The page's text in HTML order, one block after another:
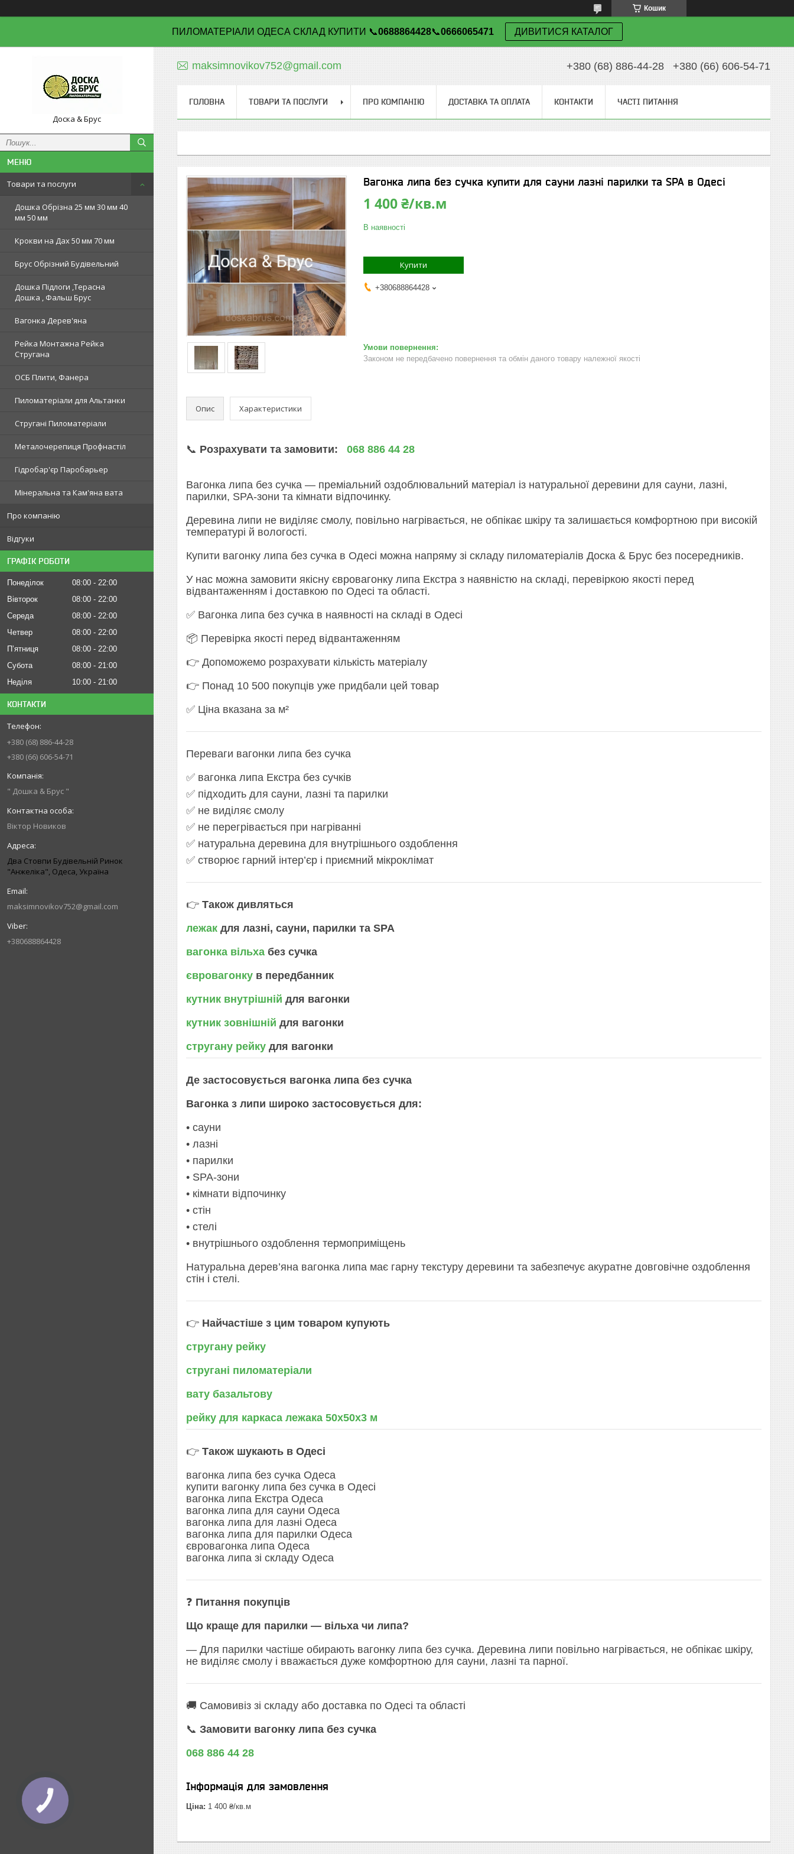
Кошик
ПИЛОМАТЕРІАЛИ ОДЕСА СКЛАД КУПИТИ 📞0688864428📞0666065471 ДИВИТИСЯ КАТАЛОГ
Доска & Брус
Товари та послуги
Дошка Обрізна 25 мм 30 мм 40
мм 50 мм
Крокви на Дах 50 мм 70 мм
Брус Обрізний Будівельний
Дошка Підлоги ,Терасна
Дошка , Фальш Брус
Вагонка Дерев'яна
Рейка Монтажна Рейка
Стругана
ОСБ Плити, Фанера
Пиломатеріали для Альтанки
Стругані Пиломатеріали
Металочерепиця Профнастіл
Гідробар'єр Паробарьер
Мінеральна та Кам'яна вата
Про компанію
Відгуки
ГРАФІК РОБОТИ
Понеділок 08:00
22:00
Вівторок
08:00
22:00
Середа
08:00
22:00
Четвер
08:00
22:00
Пʼятниця
08:00
22:00
Субота
08:00
21:00
Неділя
10:00 21:00
КОНТАКТИ
+380 (68) 886-44-28
+380 (66) 606-54-71
" Дошка & Брус "
Віктор Новиков
Два Стовпи Будівельній Ринок
"Анжеліка", Одеса, Україна
maksimnovikov752@gmail.com
+380688864428
maksimnovikov752@gmail.com +380 (68) 886-44-28 +380 (66) 606-54-71
ГОЛОВНА ТОВАРИ ТА ПОСЛУГИ ПРО КОМПАНІЮ ДОСТАВКА ТА ОПЛАТА КОНТАКТИ ЧАСТІ ПИТАННЯ
Вагонка липа без сучка купити для сауни лазні парилки та SPA в Одесі
1 400 ₴/кв.м
В наявності
Купити
+380688864428
Законом не передбачено повернення та обмін даного товару належної якості
Опис Характеристики
📞 Розрахувати та замовити: 068 886 44 28
Вагонка липа без сучка — преміальний оздоблювальний матеріал із натуральної деревини для сауни, лазні,
парилки, SPA-зони та кімнати відпочинку.
Деревина липи не виділяє смолу, повільно нагрівається, не обпікає шкіру та залишається комфортною при високій
температурі й вологості.
Купити вагонку липа без сучка в Одесі можна напряму зі складу пиломатеріалів Доска & Брус без посередників.
У нас можна замовити якісну євровагонку липа Екстра з наявністю на складі, перевіркою якості перед
відвантаженням і доставкою по Одесі та області.
✅ Вагонка липа без сучка в наявності на складі в Одесі
📦 Перевірка якості перед відвантаженням
👉 Допоможемо розрахувати кількість матеріалу
👉 Понад 10 500 покупців уже придбали цей товар
✅ Ціна вказана за м²
Переваги вагонки липа без сучка
✅ вагонка липа Екстра без сучків
✅ підходить для сауни, лазні та парилки
✅ не виділяє смолу
✅ не перегрівається при нагріванні
✅ натуральна деревина для внутрішнього оздоблення
✅ створює гарний інтер’єр і приємний мікроклімат
👉 Також дивляться
лежак для лазні, сауни, парилки та SPA
вагонка вільха без сучка
євровагонку в передбанник
кутник внутрішній для вагонки
кутник зовнішній для вагонки
стругану рейку для вагонки
Де застосовується вагонка липа без сучка
Вагонка з липи широко застосовується для:
• сауни
• лазні
• парилки
• SPA-зони
• кімнати відпочинку
• стін
• стелі
• внутрішнього оздоблення термоприміщень
Натуральна дерев’яна вагонка липа має гарну текстуру деревини та забезпечує акуратне довговічне оздоблення
стін і стелі.
👉 Найчастіше з цим товаром купують
стругану рейку
стругані пиломатеріали
вату базальтову
рейку для каркаса лежака 50х50х3 м
👉 Також шукають в Одесі
вагонка липа без сучка Одеса
купити вагонку липа без сучка в Одесі
вагонка липа Екстра Одеса
вагонка липа для сауни Одеса
вагонка липа для лазні Одеса
вагонка липа для парилки Одеса
євровагонка липа Одеса
вагонка липа зі складу Одеса
❓ Питання покупців
Що краще для парилки — вільха чи липа?
— Для парилки частіше обирають вагонку липа без сучка. Деревина липи повільно нагрівається, не обпікає шкіру,
не виділяє смолу і вважається дуже комфортною для сауни, лазні та парної.
🚚 Самовивіз зі складу або доставка по Одесі та області
📞 Замовити вагонку липа без сучка
068 886 44 28
Інформація для замовлення
Ціна: 1 400 ₴/кв.м